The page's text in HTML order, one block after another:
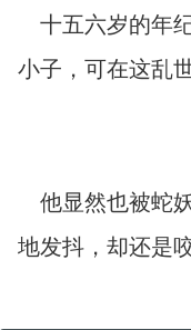
十五六岁的年
小子，可在这乱
他显然也被蛇
地发抖，却还是